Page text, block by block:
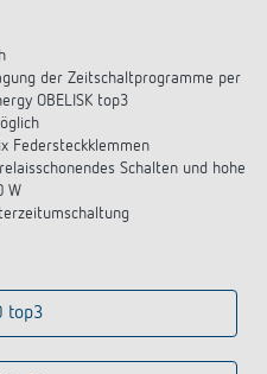
der Zeitschaltprogramme per
OBELISK top3
Federsteckklemmen
Schalten und hohe
W
top3